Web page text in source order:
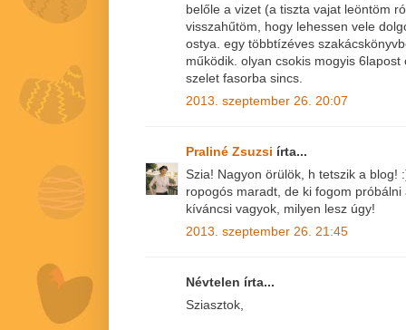
belőle a vizet (a tiszta vajat leöntöm
visszahűtöm, hogy lehessen vele
ostya. egy többtízéves
működik. olyan csokis mogyis
szelet fasorba sincs.
2013. szeptember 26. 20:07
Praliné Zsuzsi írta...
Szia! Nagyon örülök, h tetszik a blog!
ropogós maradt, de ki fogom
kíváncsi vagyok, milyen lesz úgy!
2013. szeptember 26. 21:45
Névtelen írta...
Sziasztok,